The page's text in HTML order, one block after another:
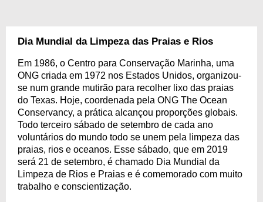
Dia Mundial da Limpeza das Praias e Rios
Em 1986, o Centro para Conservação Marinha, uma
ONG criada em 1972 nos Estados Unidos, organizou-
se num grande mutirão para recolher lixo das praias
do Texas. Hoje, coordenada pela ONG The Ocean
Conservancy, a prática alcançou proporções globais.
Todo terceiro sábado de setembro de cada ano
voluntários do mundo todo se unem pela limpeza das
praias, rios e oceanos. Esse sábado, que em 2019
será 21 de setembro, é chamado Dia Mundial da
Limpeza de Rios e Praias e é comemorado com muito
trabalho e conscientização.